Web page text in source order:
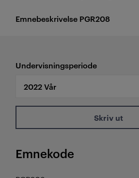
Emnebeskrivelse PGR208
Undervisningsperiode
Skriv ut
Emnekode